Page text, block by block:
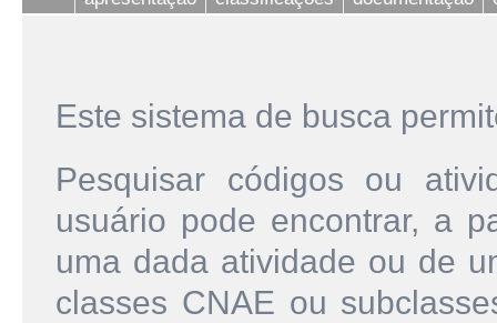
Este sistema de busca
Pesquisar códigos ou
usuário pode encontrar, a
uma dada atividade ou de
classes CNAE ou